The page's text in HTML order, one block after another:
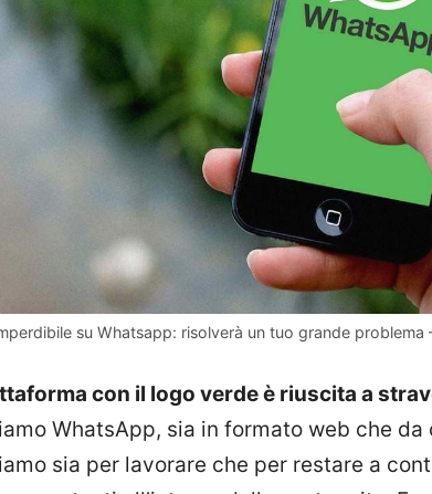
su Whatsapp: risolverà un tuo grande problema
con il logo verde è riuscita a
WhatsApp, sia in formato web che
sia per lavorare che per restare a